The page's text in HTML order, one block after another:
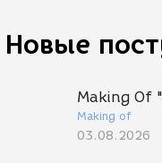
Новые
Making Of
Making of
03.08.2026